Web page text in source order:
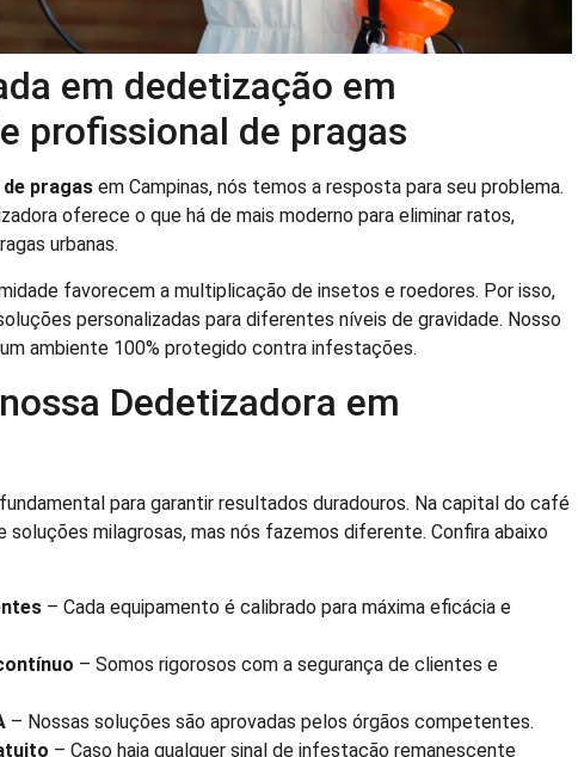
em dedetização em
profissional de pragas
pragas em Campinas, nós temos a resposta para seu problema.
oferece o que há de mais moderno para eliminar ratos,
urbanas.
favorecem a multiplicação de insetos e roedores. Por isso,
personalizadas para diferentes níveis de gravidade. Nosso
ambiente 100% protegido contra infestações.
Dedetizadora em
para garantir resultados duradouros. Na capital do café
milagrosas, mas nós fazemos diferente. Confira abaixo
– Cada equipamento é calibrado para máxima eficácia e
– Somos rigorosos com a segurança de clientes e
– Nossas soluções são aprovadas pelos órgãos competentes.
– Caso haja qualquer sinal de infestação remanescente